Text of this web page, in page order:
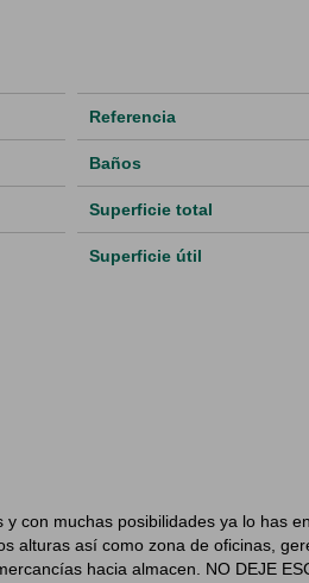
Referencia
Baños
Superficie total
Superficie útil
con muchas posibilidades ya lo has
así como zona de oficinas,
hacia almacen. NO DEJE